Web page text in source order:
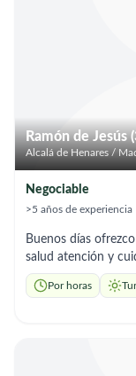
Ramón de Jesús
Alcalá de Henares /
Negociable
>5 años de experiencia
Buenos días
salud atención y
Por horas